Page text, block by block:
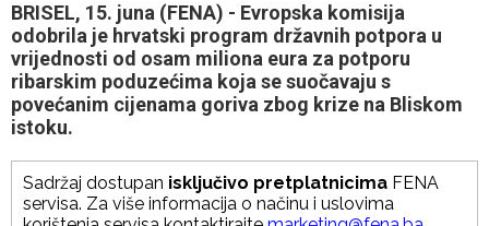
BRISEL, 15. juna (FENA) - Evropska komisija
odobrila je hrvatski program državnih potpora u
vrijednosti od osam miliona eura za potporu
ribarskim poduzećima koja se suočavaju s
povećanim cijenama goriva zbog krize na Bliskom
istoku.
Sadržaj dostupan isključivo pretplatnicima FENA
servisa. Za više informacija o načinu i uslovima